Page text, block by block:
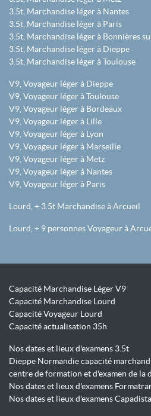
3.5t, Marchandise léger à Nantes
3.5t, Marchandise léger à Paris
3.5t, Marchandise léger à Bonnières
3.5t, Marchandise léger à Dieppe
3.5t, Marchandise léger à Toulouse
V9, Voyageur léger à Dieppe
V9, Voyageur léger à Toulouse
V9, Voyageur léger à Bordeaux
V9, Voyageur léger à Lille
V9, Voyageur léger à Lyon
V9, Voyageur léger à Marseille
V9, Voyageur léger à Metz
V9, Voyageur léger à Nantes
V9, Voyageur léger à Paris
Lourd, + 3.5t Marchandise à Arcueil
Lourd, + 9 personnes Voyageur à
Capacité Marchandise Léger V9
Capacité Marchandise Lourd
Capacité Voyageur Lourd
Capacité actualisation 35h
Nos dates et lieux d'examens 3.5t
Dieppe Normandie capacité
centre de formation et d'examen de la
Nos dates et lieux d'examens
Nos dates et lieux d'examens